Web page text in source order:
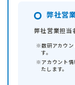
弊社営
弊社営業担当
数研アカウ
す。
アカウント
たします。